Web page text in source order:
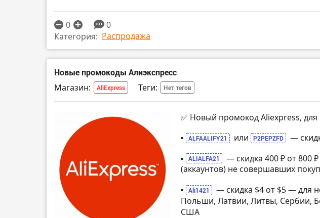
0
0
Категория: Распродажа
Новые промокоды Алиэкспресс
Магазин: AliExpress Теги: Нет тегов
✅ Новый промокод Aliexpress,
▪️ ALFAALIFY21 или P2PEPZFD
—
▪️
ALIALFA21
— скидка 400 ₽ от 800
(аккаунтов) не совершавших
▪️
Ali1421
— скидка $4 от $5 — для
Польши, Латвии, Литвы, Сербии,
США